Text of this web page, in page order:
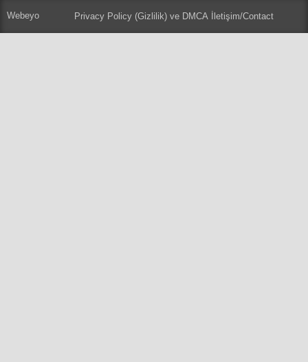
Webeyo Privacy Policy (Gizlilik) ve DMCA İletişim/Contact